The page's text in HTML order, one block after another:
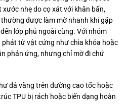
nhẹ do cọ xát với khăn bẩn,
được làm mờ nhanh khi gặp
lớp phủ ngoài cùng. Với nhóm
từ vật cứng như chìa khóa hoặc
phản ứng, nhưng chỉ mờ đi chứ
đá văng trên đường cao tốc hoặc
TPU bị rách hoặc biến dạng hoàn